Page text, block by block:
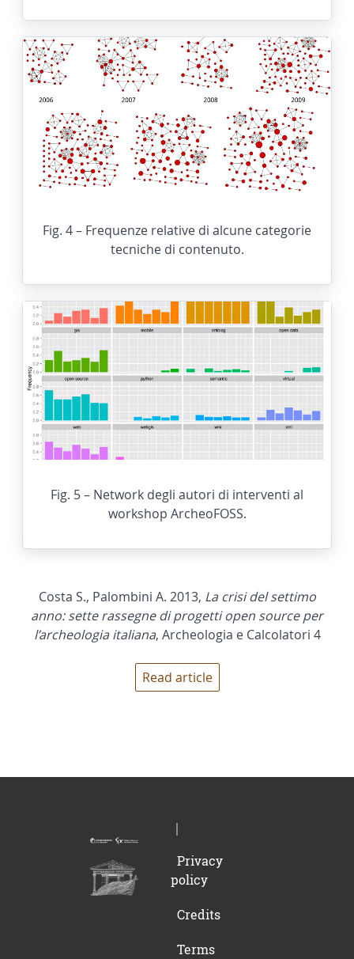
Fig. 4 – Frequenze relative di alcune categorie
tecniche di contenuto.
Fig. 5 – Network degli autori di interventi al
workshop ArcheoFOSS.
Costa S., Palombini A. 2013, La crisi del settimo
anno: sette rassegne di progetti open source per
l’archeologia italiana, Archeologia e Calcolatori 4
Read article
Privacy
policy
Credits
Terms